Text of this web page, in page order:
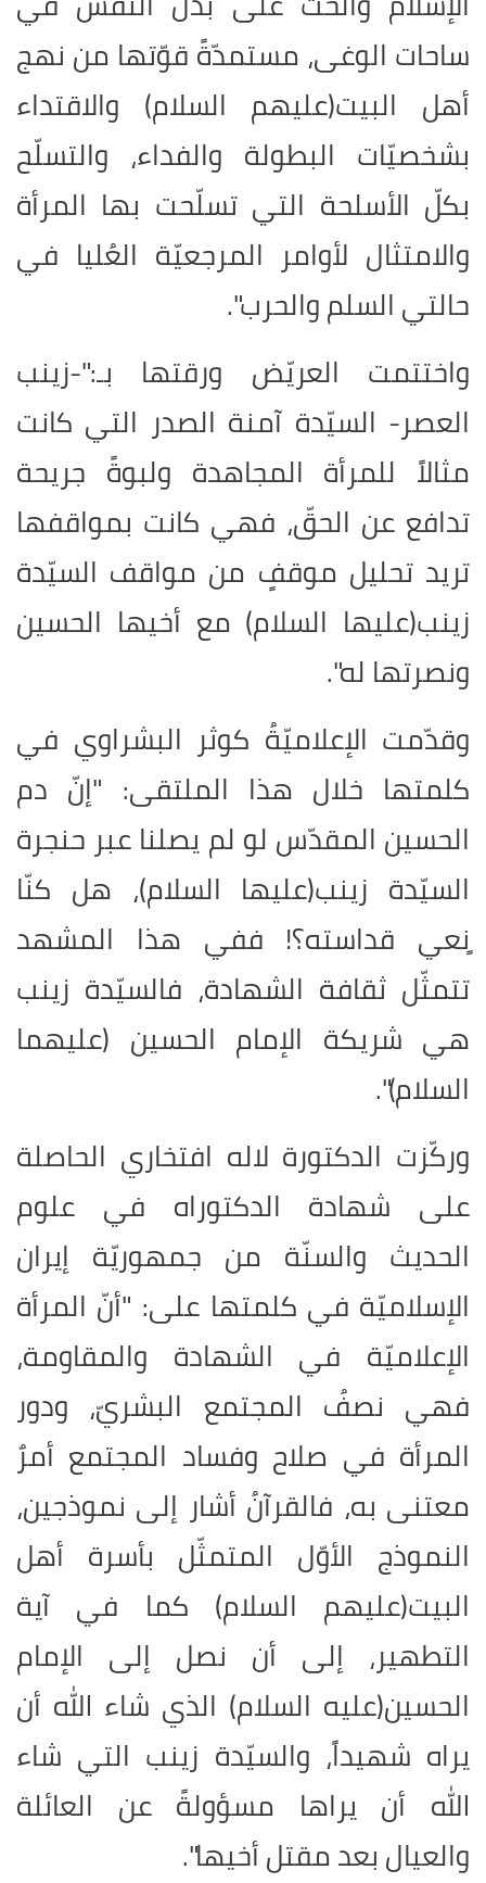
ساحات الوغى، مستمدّةً قوّتها من نهج
أهل البيت(عليهم السلام) والاقتداء
بشخصيّات البطولة والفداء، والتسلّح
بكلّ الأسلحة التي تسلّحت بها المرأة
والامتثال لأوامر المرجعيّة العُليا في
حالتي السلم والحرب".
واختتمت العريّض ورقتها بـ:"-زينب
العصر- السيّدة آمنة الصدر التي كانت
مثالاً للمرأة المجاهدة ولبوةً جريحة
تدافع عن الحقّ، فهي كانت بمواقفها
تريد تحليل موقفٍ من مواقف السيّدة
زينب(عليها السلام) مع أخيها الحسين
ونصرتها له".
وقدّمت الإعلاميّةُ كوثر البشراوي في
كلمتها خلال هذا الملتقى: "إنّ دم
الحسين المقدّس لو لم يصلنا عبر حنجرة
السيّدة زينب(عليها السلام)، هل كنّا
ٍنعي قداسته؟! ففي هذا المشهد
تتمثّل ثقافة الشهادة، فالسيّدة زينب
هي شريكة الإمام الحسين (عليهما
السلام)".
وركّزت الدكتورة لاله افتخاري الحاصلة
على شهادة الدكتوراه في علوم
الحديث والسنّة من جمهوريّة إيران
الإسلاميّة في كلمتها على: "أنّ المرأة
الإعلاميّة في الشهادة والمقاومة،
فهي نصفُ المجتمع البشريّ، ودور
المرأة في صلاح وفساد المجتمع أمرٌ
معتنى به، فالقرآنُ أشار إلى نموذجين،
النموذج الأوّل المتمثّل بأسرة أهل
البيت(عليهم السلام) كما في آية
التطهير، إلى أن نصل إلى الإمام
الحسين(عليه السلام) الذي شاء الله أن
يراه شهيداً، والسيّدة زينب التي شاء
الله أن يراها مسؤولةً عن العائلة
والعيال بعد مقتل أخيها".